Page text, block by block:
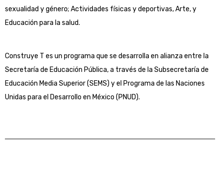
sexualidad y género; Actividades físicas y deportivas, Arte, y
Educación para la salud.
Construye T es un programa que se desarrolla en alianza entre la
Secretaría de Educación Pública, a través de la Subsecretaría de
Educación Media Superior (SEMS) y el Programa de las Naciones
Unidas para el Desarrollo en México (PNUD).